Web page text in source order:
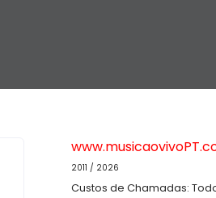
2011 / 2026
Custos de Chamadas: